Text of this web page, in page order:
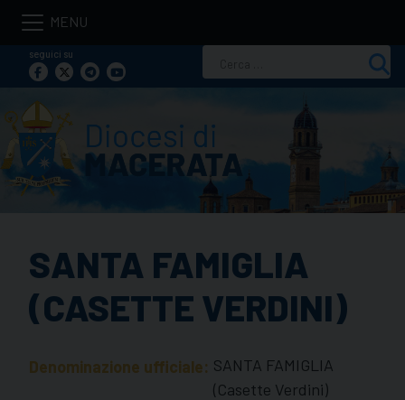
Skip
contentseguici su
per:
SANTA FAMIGLIA
(CASETTE VERDINI)
Denominazione ufficiale: SANTA FAMIGLIA
(Casette Verdini)